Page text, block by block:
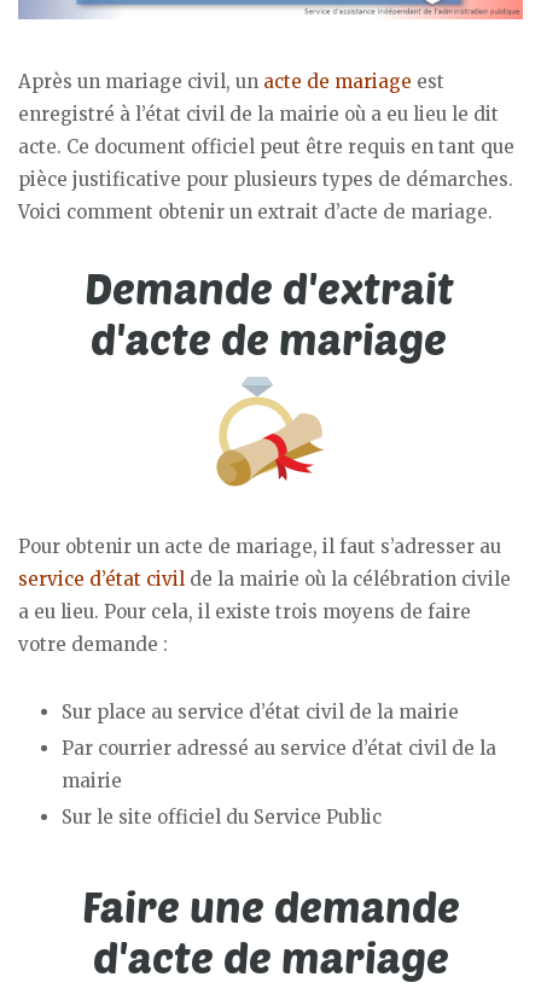
Après un mariage civil, un acte de mariage est
enregistré à l’état civil de la mairie où a eu lieu le dit
acte. Ce document officiel peut être requis en tant que
pièce justificative pour plusieurs types de démarches.
Voici comment obtenir un extrait d’acte de mariage.
Pour obtenir un acte de mariage, il faut s’adresser au
service d’état civil de la mairie où la célébration civile
a eu lieu. Pour cela, il existe trois moyens de faire
votre demande :
Sur place au service d’état civil de la mairie
Par courrier adressé au service d’état civil de la
mairie
Sur le site officiel du Service Public